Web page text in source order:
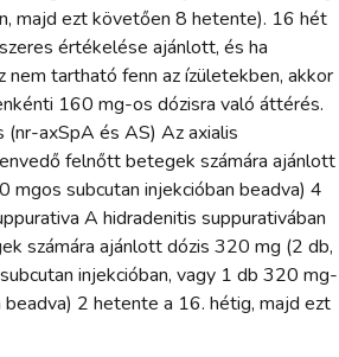
majd ezt követően 8 hetente). 16 hét
értékelése ajánlott, és ha
nem tartható fenn az ízületekben, akkor
160 mg-os dózisra való áttérés.
axSpA és AS) Az axialis
felnőtt betegek számára ajánlott
subcutan injekcióban beadva) 4
A hidradenitis suppurativában
számára ajánlott dózis 320 mg (2 db,
injekcióban, vagy 1 db 320 mg-
beadva) 2 hetente a 16. hétig, majd ezt